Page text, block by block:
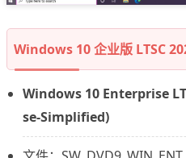
Windows 10 企业版 LTSC
Windows 10 Enterprise
se-Simplified)